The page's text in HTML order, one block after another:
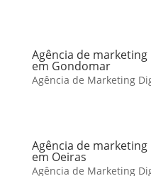
Agência de
em Gondomar
Agência de Marketing
Agência de
em Oeiras
Agência de Marketing